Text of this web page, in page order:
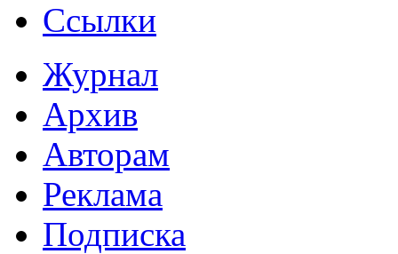
Ссылки
Журнал
Архив
Авторам
Реклама
Подписка